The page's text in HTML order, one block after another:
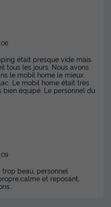
Chambres Salle de bain
au25/09/2026
était presque vide mais
tous les jours. Nous avons
le mobil home le mieux
Le mobil home était très
équipé. Le personnel du
beau, personnel
et reposant,